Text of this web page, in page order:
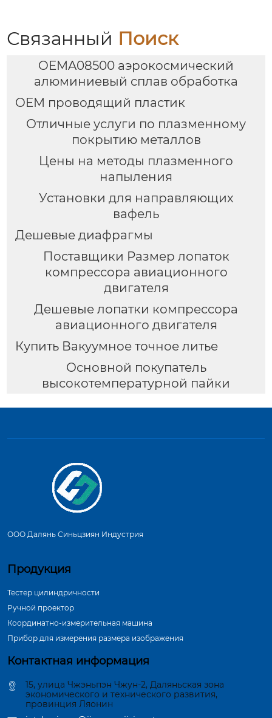
Связанный Поиск
OEMA08500 аэрокосмический
алюминиевый сплав обработка
OEM проводящий пластик
Отличные услуги по плазменному
покрытию металлов
Цены на методы плазменного
напыления
Установки для направляющих
вафель
Дешевые диафрагмы
Поставщики Размер лопаток
компрессора авиационного
двигателя
Дешевые лопатки компрессора
авиационного двигателя
Купить Вакуумное точное литье
Основной покупатель
высокотемпературной пайки
ООО Далянь Синьцзиян Индустрия
Продукция
Тестер цилиндричности
Ручной проектор
Координатно-измерительная машина
Прибор для измерения размера изображения
Контактная информация
15, улица Чжэньпэн Чжун-2, Даляньская зона
экономического и технического развития,
провинция Ляонин